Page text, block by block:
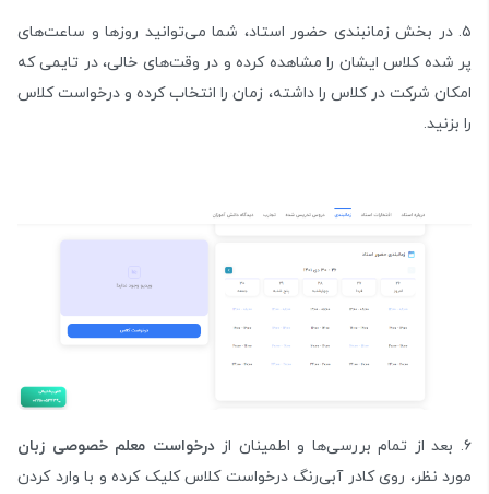
۵. در بخش زمانبندی حضور استاد، شما می‌توانید روزها و ساعت‌های
پر شده کلاس ایشان را مشاهده کرده و در وقت‌های خالی، در تایمی که
امکان شرکت در کلاس را داشته، زمان را انتخاب کرده و درخواست کلاس
را بزنید.
۶. بعد از تمام‌ بررسی‌ها و اطمینان از
درخواست معلم خصوصی زبان
مورد نظر، روی کادر آبی‌رنگ درخواست کلاس کلیک کرده و با وارد کردن